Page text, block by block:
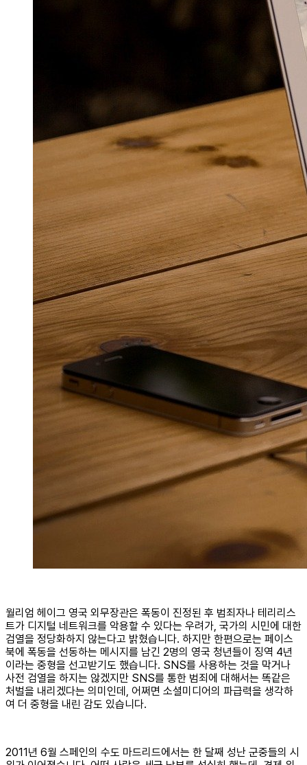
월리엄 헤이그 영국 외무장관은 폭동이 진정된 후 범죄자나 테리리스
트가 디지털 네트워크를 악용할 수 있다는 우려가, 국가의 시민에 대한
검열을 정당화하지 않는다고 밝혔습니다. 하지만 한편으로는 페이스
북에 폭동을 선동하는 메시지를 남긴 2명의 영국 청년들이 징역 4년
이라는 중형을 선고받기도 했습니다. SNS를 사용하는 것을 막거나
사전 검열을 하지는 않겠지만 SNS를 통한 범죄에 대해서는 똑같은
처벌을 내리겠다는 의미인데, 어쩌면 소셜미디어의 파급력을 생각하
여 더 중형을 내린 감도 있습니다.
2011년 6월 스페인의 수도 마드리드에서는 한 달째 성난 군중들의 시